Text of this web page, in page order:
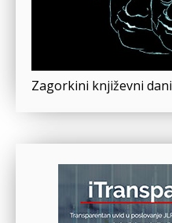
Zagorkini književni dani